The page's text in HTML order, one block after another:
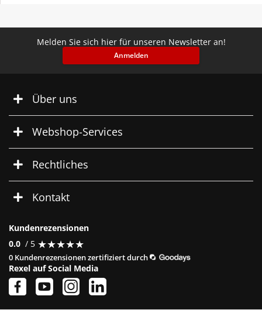
Melden Sie sich hier für unseren Newsletter an!
Anmelden
Über uns
Webshop-Services
Rechtliches
Kontakt
Kundenrezensionen
0.0 / 5 ★★★★★
★★★★★
0 Kundenrezensionen zertifiziert durch
Rexel auf Social Media